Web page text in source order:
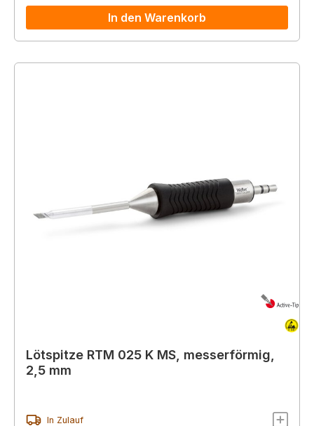
In den Warenkorb
Lötspitze RTM 025 K MS, messerförmig,
2,5 mm
In Zulauf